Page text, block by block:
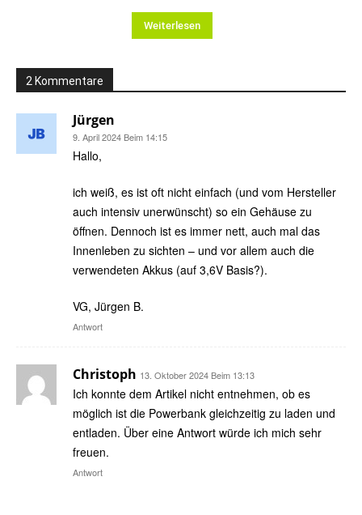
Weiterlesen
2 Kommentare
Jürgen
9. April 2024 Beim 14:15
Hallo,
ich weiß, es ist oft nicht einfach (und vom Hersteller
auch intensiv unerwünscht) so ein Gehäuse zu
öffnen. Dennoch ist es immer nett, auch mal das
Innenleben zu sichten – und vor allem auch die
verwendeten Akkus (auf 3,6V Basis?).
VG, Jürgen B.
Antwort
Christoph 13. Oktober 2024 Beim 13:13
Ich konnte dem Artikel nicht entnehmen, ob es
möglich ist die Powerbank gleichzeitig zu laden und
entladen. Über eine Antwort würde ich mich sehr
freuen.
Antwort